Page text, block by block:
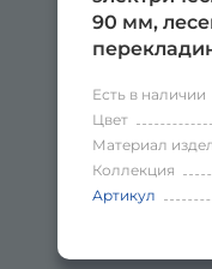
90 мм,
до 24
Есть в наличии
Цвет
Материал
Коллекция
Артикул